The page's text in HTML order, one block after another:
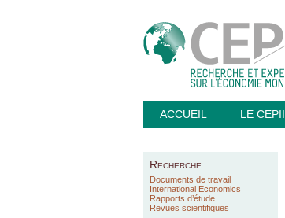
ACCUEIL LE CEPII
Recherche
Documents de travail
International Economics
Rapports d’étude
Revues scientifiques